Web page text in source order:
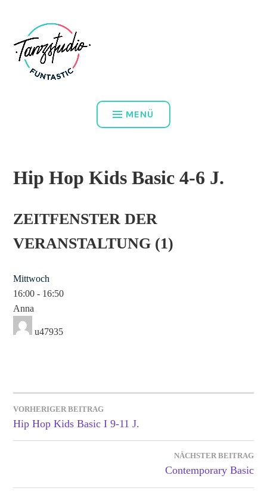
springen
MENÜ
Hip Hop Kids Basic 4-6 J.
ZEITFENSTER DER
VERANSTALTUNG (1)
Mittwoch
16:00 - 16:50
Anna
u47935
BEITRAGSNAVIGATION
VORHERIGER BEITRAG
Hip Hop Kids Basic I 9-11 J.
NÄCHSTER BEITRAG
Contemporary Basic